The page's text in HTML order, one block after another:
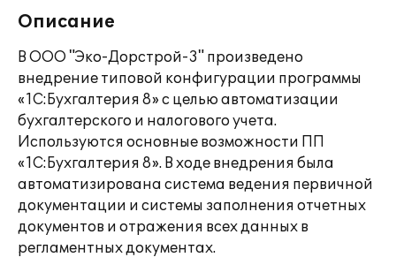
Описание
В ООО "Эко-Дорстрой-3" произведено
внедрение типовой конфигурации программы
«1С:Бухгалтерия 8» с целью автоматизации
бухгалтерского и налогового учета.
Используются основные возможности ПП
«1С:Бухгалтерия 8». В ходе внедрения была
автоматизирована система ведения первичной
документации и системы заполнения отчетных
документов и отражения всех данных в
регламентных документах.